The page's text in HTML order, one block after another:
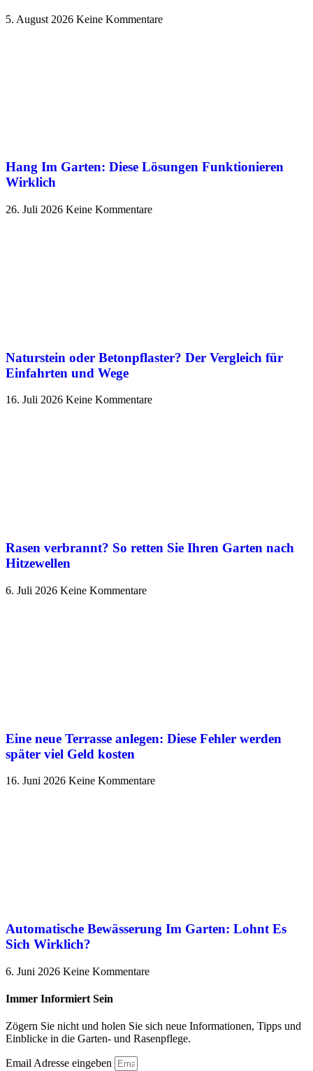
5. August 2026 Keine Kommentare
Hang Im Garten: Diese Lösungen Funktionieren
Wirklich
26. Juli 2026 Keine Kommentare
Naturstein oder Betonpflaster? Der Vergleich für
Einfahrten und Wege
16. Juli 2026 Keine Kommentare
Rasen verbrannt? So retten Sie Ihren Garten nach
Hitzewellen
6. Juli 2026 Keine Kommentare
Eine neue Terrasse anlegen: Diese Fehler werden
später viel Geld kosten
16. Juni 2026 Keine Kommentare
Automatische Bewässerung Im Garten: Lohnt Es
Sich Wirklich?
6. Juni 2026 Keine Kommentare
Immer Informiert Sein
Zögern Sie nicht und holen Sie sich neue Informationen, Tipps und
Einblicke in die Garten- und Rasenpflege.
Email Adresse eingeben